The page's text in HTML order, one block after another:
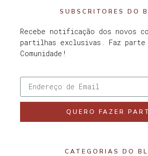
SUBSCRITORES DO
Recebe notificação dos novos
partilhas exclusivas. Faz parte
Comunidade!
QUERO FAZER
CATEGORIAS DO